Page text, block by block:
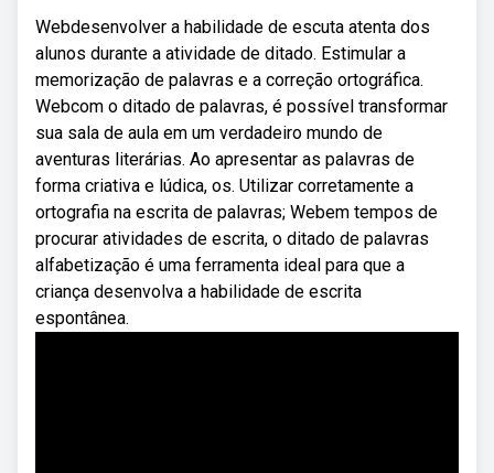
Webdesenvolver a habilidade de escuta atenta dos
alunos durante a atividade de ditado. Estimular a
memorização de palavras e a correção ortográfica.
Webcom o ditado de palavras, é possível transformar
sua sala de aula em um verdadeiro mundo de
aventuras literárias. Ao apresentar as palavras de
forma criativa e lúdica, os. Utilizar corretamente a
ortografia na escrita de palavras; Webem tempos de
procurar atividades de escrita, o ditado de palavras
alfabetização é uma ferramenta ideal para que a
criança desenvolva a habilidade de escrita
espontânea.